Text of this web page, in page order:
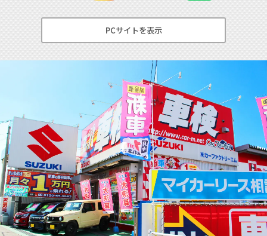
PCサイトを表示